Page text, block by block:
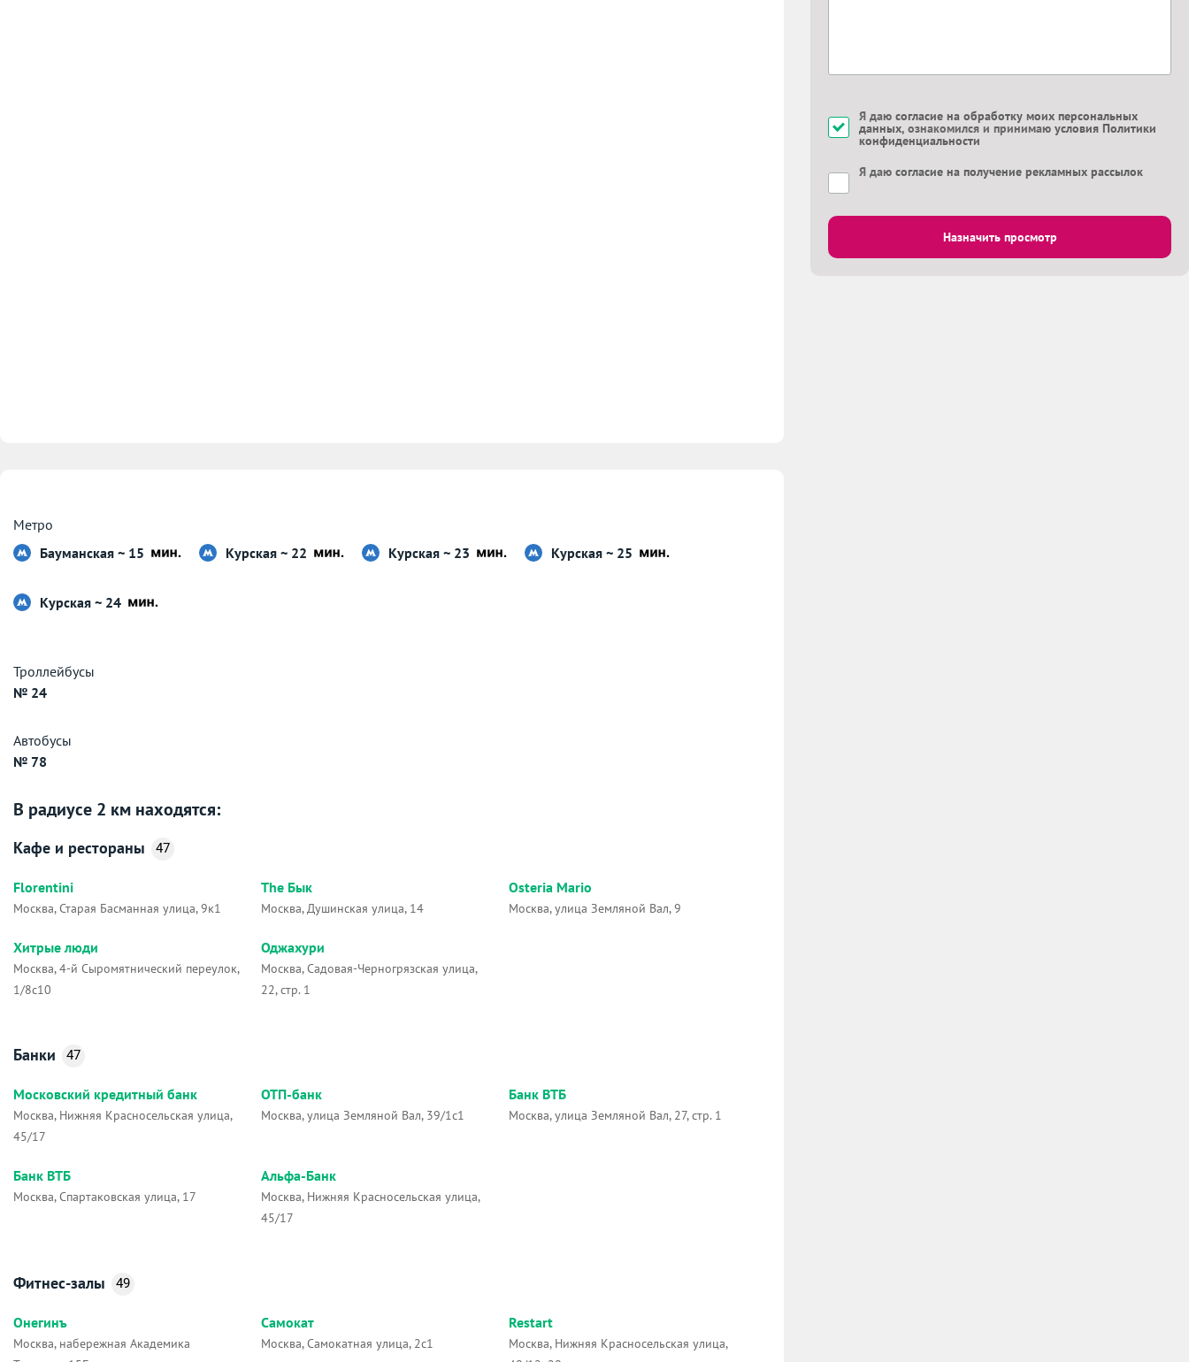
Метро
Бауманская ~ 15
Курская ~ 22 Курская ~ 23 Курская ~ 25
Курская ~ 24
Троллейбусы
№ 24
Автобусы
№ 78
В радиусе 2 км находятся:
Кафе и рестораны 47
Florentini
Москва, Старая Басманная улица, 9к1
The Бык
Москва, Душинская улица, 14
Osteria Mario
Москва, улица Земляной Вал, 9
Хитрые люди
Москва, 4-й Сыромятнический переулок,
1/8с10
Оджахури
Москва, Садовая-Черногрязская улица,
22, стр. 1
Банки 47
Московский кредитный банк
Москва, Нижняя Красносельская улица,
45/17
ОТП-банк
Москва, улица Земляной Вал, 39/1с1
Банк ВТБ
Москва, улица Земляной Вал, 27, стр. 1
Банк ВТБ
Москва, Спартаковская улица, 17
Альфа-Банк
Москва, Нижняя Красносельская улица,
45/17
Фитнес-залы 49
Онегинъ
Москва, набережная Академика
Самокат
Москва, Самокатная улица, 2с1
Restart
Москва, Нижняя Красносельская улица,
Я даю согласие на обработку моих персональных
данных, ознакомился и принимаю условия Политики
конфиденциальности
Я даю согласие на получение рекламных рассылок
Назначить просмотр